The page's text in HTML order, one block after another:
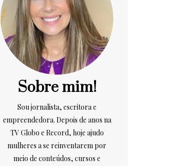
Sobre mim!
Sou jornalista, escritora e
empreendedora. Depois de anos na
TV Globo e Record, hoje ajudo
mulheres a se reinventarem por
meio de conteúdos, cursos e